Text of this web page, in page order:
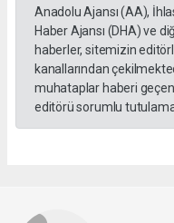
Anadolu Ajansı (AA),
Haber Ajansı (DHA) ve
haberler, sitemizin
kanallarından
muhataplar haberi
editörü sorumlu